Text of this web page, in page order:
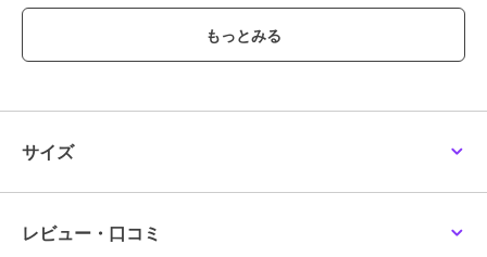
・ボア素材が暖かみのあるルックスのロングコート
・合わせるインナーを選ばないノーカラーデザイン
・やや大きめながら同系色で主張を抑えたフロントボタン
■素材
・軽くてふわっとした膨らみのあるソフトボア素材
■カラー展開
サイズ
レビュー・口コミ